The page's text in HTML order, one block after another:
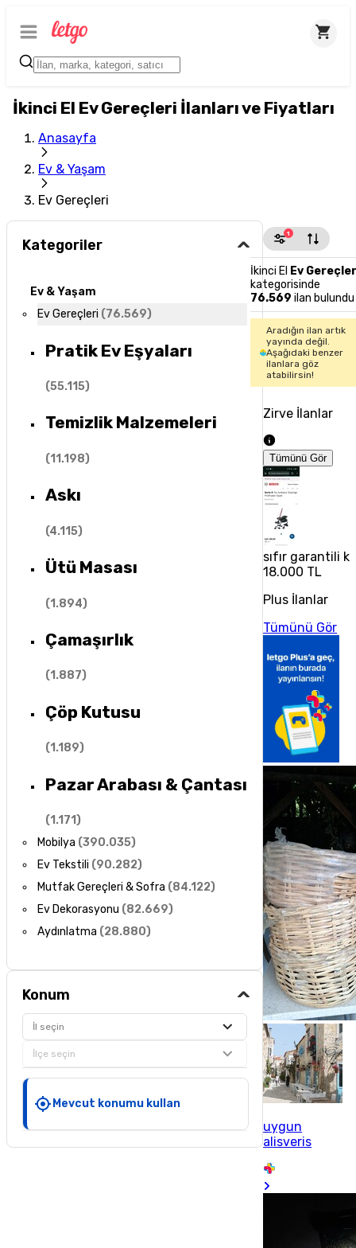
İkinci El Ev Gereçleri İlanları ve Fiyatları
Anasayfa
Ev & Yaşam
Ev Gereçleri
Kategoriler
Ev & Yaşam
Ev Gereçleri (76.569)
Pratik Ev Eşyaları
(55.115)
Temizlik Malzemeleri
(11.198)
Askı
(4.115)
Ütü Masası
(1.894)
Çamaşırlık
(1.887)
Çöp Kutusu
(1.189)
Pazar Arabası & Çantası
(1.171)
Mobilya (390.035)
Ev Tekstili (90.282)
Mutfak Gereçleri & Sofra (84.122)
Ev Dekorasyonu (82.669)
Aydınlatma (28.880)
Konum
İl seçin
İlçe seçin
Mevcut konumu kullan
1
İkinci El Ev
kategorisinde
76.569 ilan bulundu
Aradığın ilan artık
yayında değil.
Aşağıdaki benzer
ilanlara göz
atabilirsin!
Zirve İlanlar
Tümünü Gör
sıfır garantili
18.000 TL
Plus İlanlar
Tümünü Gör
uygun
alisveris